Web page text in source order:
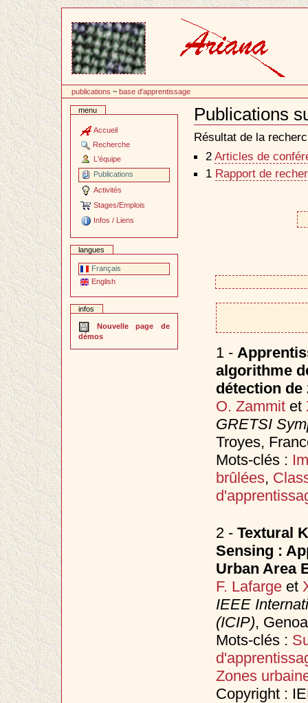
contenu
publications ~base d'apprentissage
menu
Accueil
Recherche
L'équipe
Publications
Activités
Stages/Emplois
Infos / Liens
langues
Français
English
infos
Nouvelle page de
démos
Publications
Document
Actions
Résultat de la
2 Articles de
1 Rapport de
1 -
algorithme
détection de
O. Zammitet
GRETSI
Troyes,
Mots-clés :
brûlées,
2 - Textural
Sensing :
Urban Area
F. Lafargeet
IEEE
(ICIP),
Mots-clés :
Zones
Copyright :